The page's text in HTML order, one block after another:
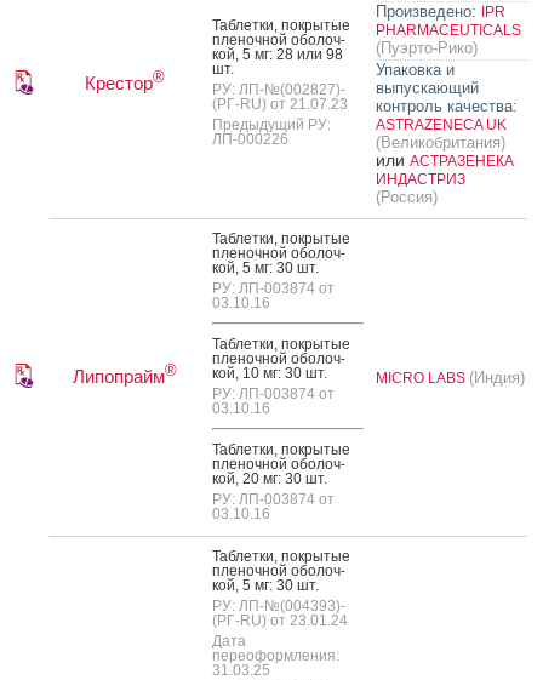
Крестор®
Таб­летки, пок­ры­тые
пле­ноч­ной обо­лоч­
кой, 5 мг: 28 или 98
шт.
РУ: ЛП-№(002827)-
(РГ-RU) от 21.07.23
Предыдущий РУ:
ЛП-000226
Произведено: IPR
PHARMACEUTICALS
(Пуэрто-Рико)
Упаковка и
выпускающий
контроль качества:
ASTRAZENECA UK
(Великобритания)
или АСТРАЗЕНЕКА
ИНДАСТРИЗ
(Россия)
Липопрайм®
Таб­летки, пок­ры­тые
пле­ноч­ной обо­лоч­
кой, 5 мг: 30 шт.
РУ: ЛП-003874 от
03.10.16
Таб­летки, пок­ры­тые
пле­ноч­ной обо­лоч­
кой, 10 мг: 30 шт.
РУ: ЛП-003874 от
03.10.16
Таб­летки, пок­ры­тые
пле­ноч­ной обо­лоч­
кой, 20 мг: 30 шт.
РУ: ЛП-003874 от
03.10.16
MICRO LABS (Индия)
Таб­летки, пок­ры­тые
пле­ноч­ной обо­лоч­
кой, 5 мг: 30 шт.
РУ: ЛП-№(004393)-
(РГ-RU) от 23.01.24
Дата
переоформления:
31.03.25